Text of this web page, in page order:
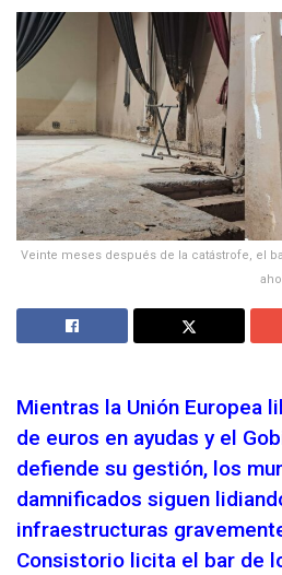
Veinte meses después de la catástrofe, el
Mientras la Unión Europea
de euros en ayudas y el
defiende su gestión, los
damnificados siguen
infraestructuras
Consistorio licita el bar de